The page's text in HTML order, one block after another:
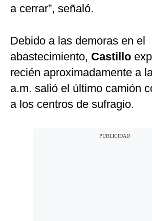
a cerrar”, señaló.
Debido a las demoras en el
abastecimiento, Castillo
recién aproximadamente a
a.m. salió el último camión
a los centros de sufragio.